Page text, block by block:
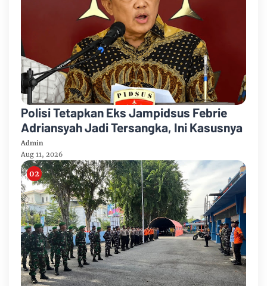
Polisi Tetapkan Eks Jampidsus Febrie
Adriansyah Jadi Tersangka, Ini Kasusnya
Admin
Aug 11, 2026